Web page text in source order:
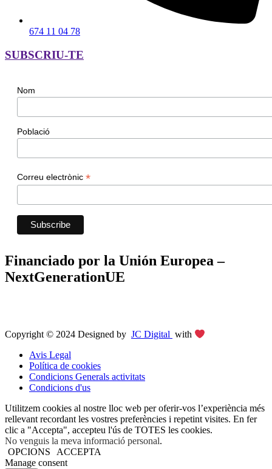
674 11 04 78
SUBSCRIU-TE
Nom
Població
Correu electrònic *
Financiado por la Unión Europea –
NextGenerationUE
Copyright © 2024 Designed by JC Digital with
Avis Legal
Política de cookies
Condicions Generals activitats
Condicions d'us
Utilitzem cookies al nostre lloc web per oferir-vos l’experiència més
rellevant recordant les vostres preferències i repetint visites. En fer
clic a "Accepta", accepteu l'ús de TOTES les cookies.
No venguis la meva informació personal.
OPCIONS
ACCEPTA
Manage consent